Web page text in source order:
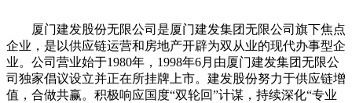
厦门建发股份无限公司是厦门建发集团无限公司旗下焦点
企业，是以供应链运营和房地产开辟为双从业的现代办事型企
业。公司营业始于1980年，1998年6月由厦门建发集团无限公
司独家倡议设立并正在所挂牌上市。建发股份努力于供应链增
值，合做共赢。积极响应国度“双轮回”计谋，持续深化“专业